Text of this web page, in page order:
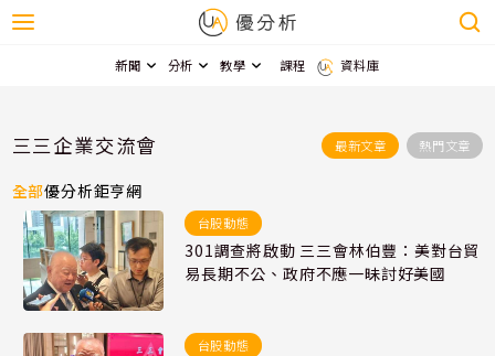
新聞 分析 教學 課程 資料庫
三三企業交流會 最新文章 熱門文章
全部優分析鉅亨網
台股動態
301調查將啟動 三三會林伯豐：美對台貿
易長期不公、政府不應一昧討好美國
台股動態